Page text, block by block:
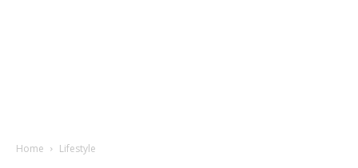
Home Lifestyle